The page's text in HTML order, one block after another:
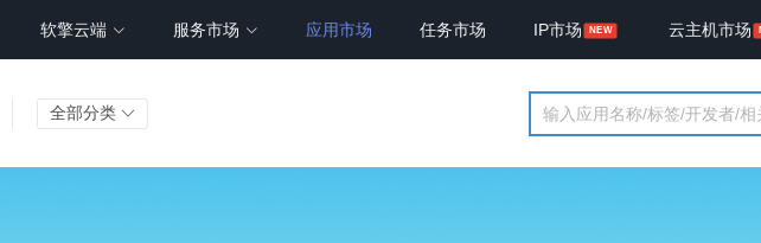
软擎云端 服务市场 应用市场 任务市场 IP市场 云主机市场
全部分类